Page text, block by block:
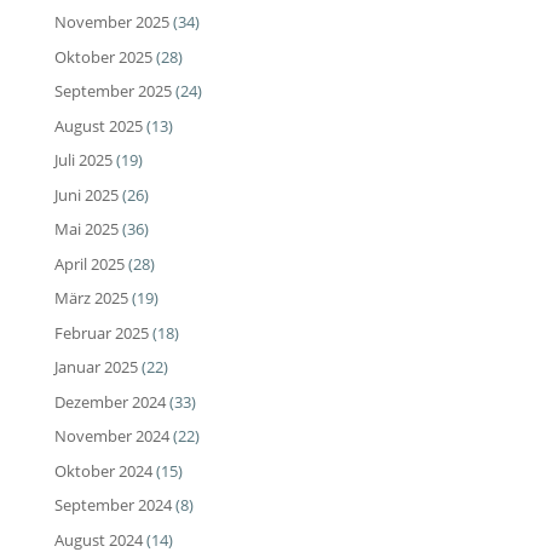
November 2025(34)
Oktober 2025(28)
September 2025(24)
August 2025(13)
Juli 2025(19)
Juni 2025(26)
Mai 2025(36)
April 2025(28)
März 2025(19)
Februar 2025(18)
Januar 2025(22)
Dezember 2024(33)
November 2024(22)
Oktober 2024(15)
September 2024(8)
August 2024(14)